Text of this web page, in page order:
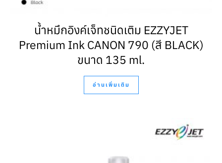
น้ำหมึกอิงค์เจ็ทชนิดเติม EZZYJET
Premium Ink CANON 790 (สี BLACK)
ขนาด 135 ml.
อ่านเพิ่มเติม